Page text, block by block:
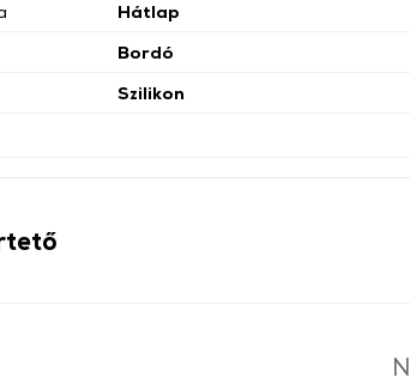
Hátlap
Bordó
Szilikon